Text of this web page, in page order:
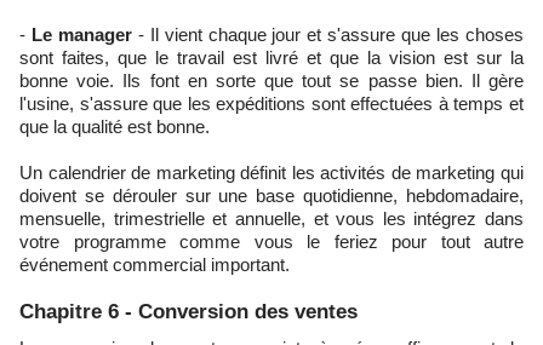
- Le manager - Il vient chaque jour et s'assure que les choses
sont faites, que le travail est livré et que la vision est sur la
bonne voie. Ils font en sorte que tout se passe bien. Il gère
l'usine, s'assure que les expéditions sont effectuées à temps et
que la qualité est bonne.
Un calendrier de marketing définit les activités de marketing qui
doivent se dérouler sur une base quotidienne, hebdomadaire,
mensuelle, trimestrielle et annuelle, et vous les intégrez dans
votre programme comme vous le feriez pour tout autre
événement commercial important.
Chapitre 6 - Conversion des ventes